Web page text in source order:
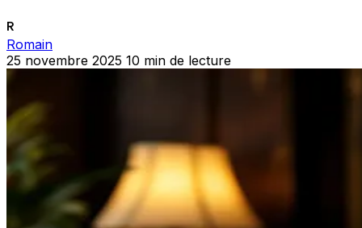
R
Romain
25 novembre 2025 10 min de lecture